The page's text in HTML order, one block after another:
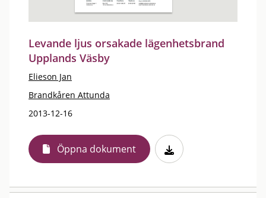
Levande ljus orsakade lägenhetsbrand
Upplands Väsby
Elieson Jan
Brandkåren Attunda
2013-12-16
Öppna dokument